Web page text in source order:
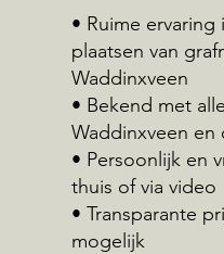
• Ruime
plaatsen van
Waddinxveen
• Bekend met
Waddinxveen en
• Persoonlijk en
thuis of via video
• Transparante
mogelijk